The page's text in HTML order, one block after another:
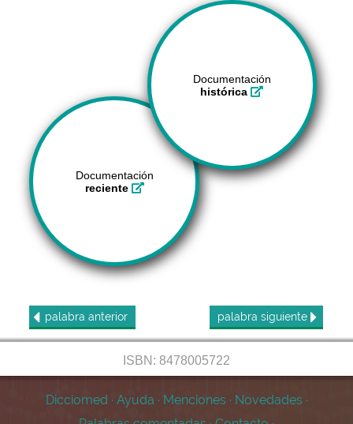
Documentación
histórica
Documentación
reciente
palabra anterior palabra siguiente
ISBN: 8478005722
Dicciomed · Ayuda · Menciones · Novedades ·